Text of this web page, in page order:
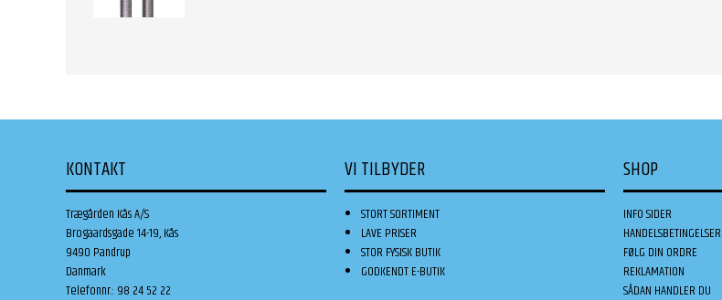
KONTAKT
Trægården Kås A/S
Brogaardsgade 14-19, Kås
9490 Pandrup
Danmark
Telefonnr.: 98 24 52 22
VI TILBYDER
STORT SORTIMENT
LAVE PRISER
STOR FYSISK BUTIK
GODKENDT E-BUTIK
SHOP
INFO SIDER
HANDELSBETINGELSER
FØLG DIN ORDRE
REKLAMATION
SÅDAN HANDLER DU